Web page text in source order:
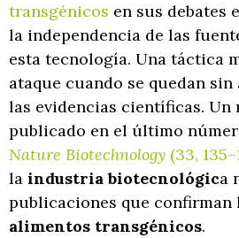
transgénicos en sus debates
la independencia de las
esta tecnología. Una táctica
ataque cuando se quedan
las evidencias científicas.
publicado en el último
Nature Biotechnology (33,
la industria biotecnológica
publicaciones que confirman
alimentos transgénicos.